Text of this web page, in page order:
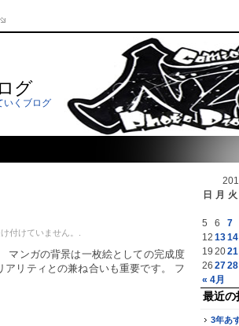
グ
いくブログ
付けていません。
マンガの背景は一枚絵としての完成度
リティとの兼ね合いも重要です。 フ
日 月 火
« 4月
5
6 7
12 1314
19 2021
26 2728
最近の
3年あ